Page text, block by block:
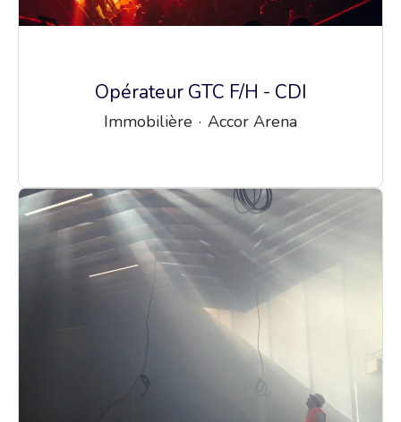
Opérateur GTC F/H - CDI
Immobilière · Accor Arena